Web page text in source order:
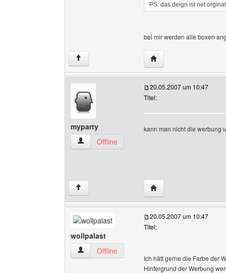
PS: das deign ist net
bei mir werden alle boxen
↑ Website dieses
myparty
myparty Benutzer-Profile anzeigen
Offline
20.05.2007 um 10:47
Titel:
kann man nicht die werbung
↑ Website dieses
wollpalast
wollpalast Benutzer-Profile anzeigen
Offline
20.05.2007 um 10:47
Titel:
Ich hätt gerne die Farbe der
Hintergrund der Werbung